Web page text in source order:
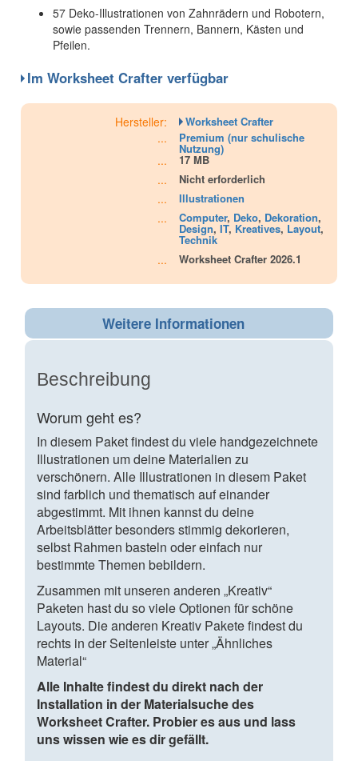
57 Deko-Illustrationen von Zahnrädern und Robotern,
sowie passenden Trennern, Bannern, Kästen und
Pfeilen.
Im Worksheet Crafter verfügbar
Hersteller: Worksheet Crafter
... Premium (nur schulische
Nutzung)
... 17 MB
... Nicht erforderlich
... Illustrationen
... Computer, Deko, Dekoration,
Design, IT, Kreatives, Layout,
Technik
... Worksheet Crafter 2026.1
Weitere Informationen
Beschreibung
Worum geht es?
In diesem Paket findest du viele handgezeichnete
Illustrationen um deine Materialien zu
verschönern. Alle Illustrationen in diesem Paket
sind farblich und thematisch auf einander
abgestimmt. Mit ihnen kannst du deine
Arbeitsblätter besonders stimmig dekorieren,
selbst Rahmen basteln oder einfach nur
bestimmte Themen bebildern.
Zusammen mit unseren anderen „Kreativ“
Paketen hast du so viele Optionen für schöne
Layouts. Die anderen Kreativ Pakete findest du
rechts in der Seitenleiste unter „Ähnliches
Material“
Alle Inhalte findest du direkt nach der
Installation in der Materialsuche des
Worksheet Crafter. Probier es aus und lass
uns wissen wie es dir gefällt.